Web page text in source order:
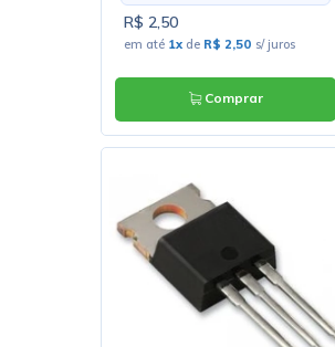
R$ 2,50
em até 1x de R$ 2,50 s/ juros
Comprar